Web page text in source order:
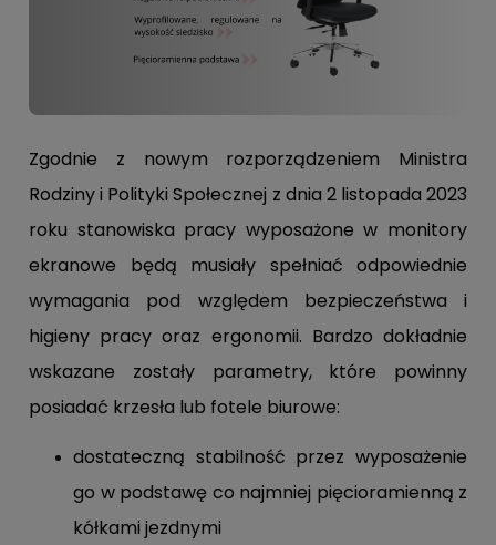
Zgodnie z nowym rozporządzeniem Ministra
Rodziny i Polityki Społecznej z dnia 2 listopada 2023
roku stanowiska pracy wyposażone w monitory
ekranowe będą musiały spełniać odpowiednie
wymagania pod względem bezpieczeństwa i
higieny pracy oraz ergonomii. Bardzo dokładnie
wskazane zostały parametry, które powinny
posiadać krzesła lub fotele biurowe:
dostateczną stabilność przez wyposażenie
go w podstawę co najmniej pięcioramienną z
kółkami jezdnymi